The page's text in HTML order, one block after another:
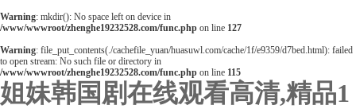
Warning: mkdir(): No space left on device in
/www/wwwroot/zhenghe19232528.com/func.php on line 127
Warning: file_put_contents(./cachefile_yuan/huasuwl.com/cache/1f/e9359/d7bed.html): failed
to open stream: No such file or directory in
/www/wwwroot/zhenghe19232528.com/func.php on line 115
姐妹韩国剧在线观看高清,精品1